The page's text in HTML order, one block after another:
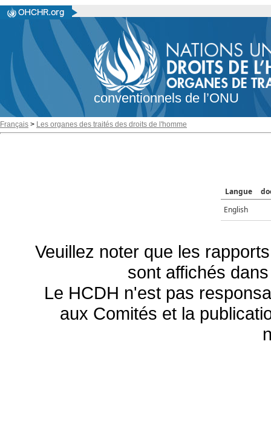
conventionnels de l’ONU
Français > Les organes des traités des droits de l'homme
Langue
English
Veuillez noter que les
sont affichés
Le HCDH n'est pas
aux Comités et la